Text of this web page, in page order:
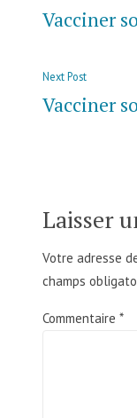
Vacciner
Next Post
Vacciner
Laisser
Votre adresse
champs
Commentaire *